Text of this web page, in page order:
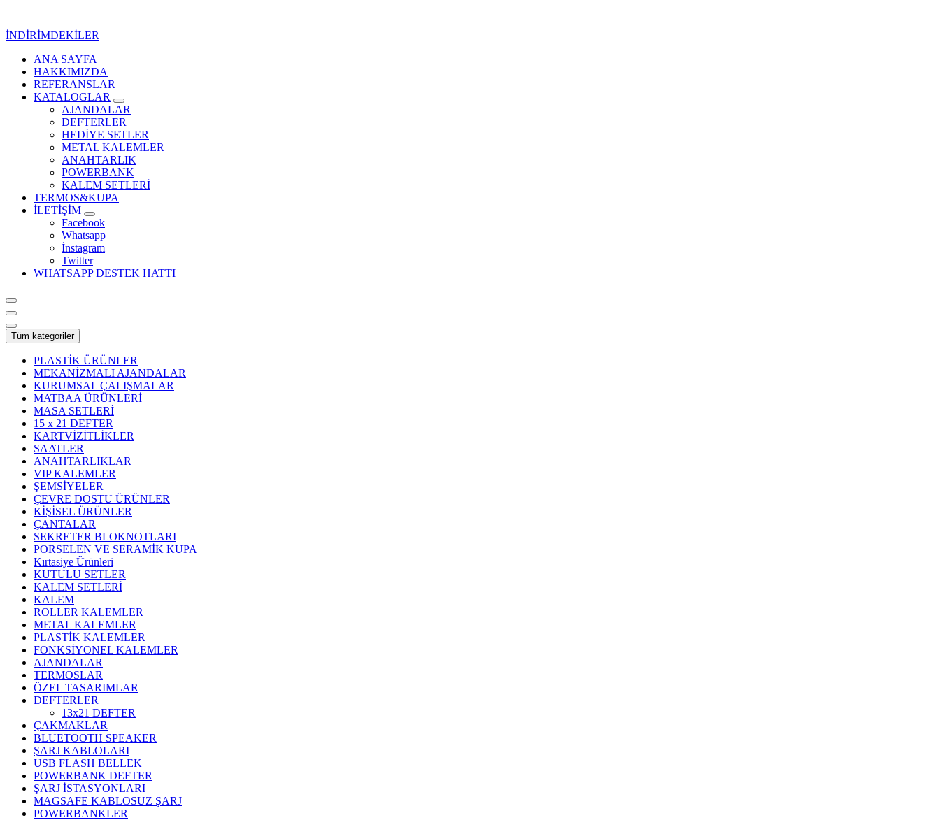
İNDİRİMDEKİLER
Kurumsal Promosyon-Hediyelik
ANA SAYFA
HAKKIMIZDA
REFERANSLAR
KATALOGLAR
AJANDALAR
DEFTERLER
HEDİYE SETLER
METAL KALEMLER
ANAHTARLIK
POWERBANK
KALEM SETLERİ
TERMOS&KUPA
İLETİŞİM
Facebook
Whatsapp
İnstagram
Twitter
WHATSAPP DESTEK HATTI
Tüm kategoriler
PLASTİK ÜRÜNLER
MEKANİZMALI AJANDALAR
KURUMSAL ÇALIŞMALAR
MATBAA ÜRÜNLERİ
MASA SETLERİ
15 x 21 DEFTER
KARTVİZİTLİKLER
SAATLER
ANAHTARLIKLAR
VIP KALEMLER
ŞEMSİYELER
ÇEVRE DOSTU ÜRÜNLER
KİŞİSEL ÜRÜNLER
ÇANTALAR
SEKRETER BLOKNOTLARI
PORSELEN VE SERAMİK KUPA
Kırtasiye Ürünleri
KUTULU SETLER
KALEM SETLERİ
KALEM
ROLLER KALEMLER
METAL KALEMLER
PLASTİK KALEMLER
FONKSİYONEL KALEMLER
AJANDALAR
TERMOSLAR
ÖZEL TASARIMLAR
DEFTERLER
13x21 DEFTER
ÇAKMAKLAR
BLUETOOTH SPEAKER
ŞARJ KABLOLARI
USB FLASH BELLEK
POWERBANK DEFTER
ŞARJ İSTASYONLARI
MAGSAFE KABLOSUZ ŞARJ
POWERBANKLER